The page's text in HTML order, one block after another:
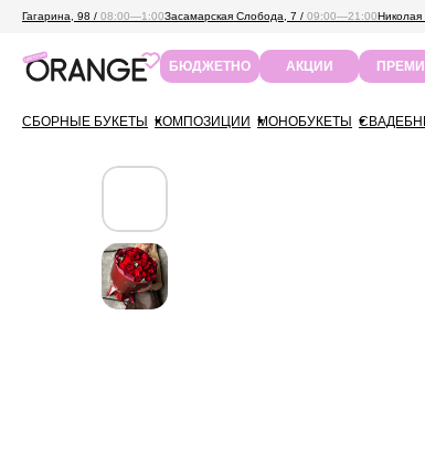
Гагарина, 98 / 08:00—1:00Засамарская Слобода, 7 / 09:00—21:00
БЮДЖЕТНО АКЦИИ
СБОРНЫЕ БУКЕТЫ КОМПОЗИЦИИ МОНОБУКЕТЫ